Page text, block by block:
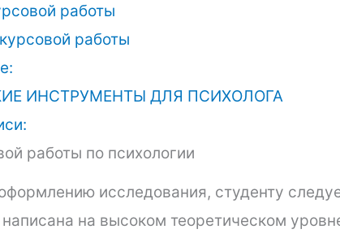
работы
работы
ИНСТРУМЕНТЫ ДЛЯ ПСИХОЛОГА
работы по психологии
исследования, студенту
на высоком теоретическом